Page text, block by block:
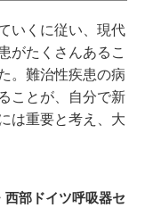
いくに従い、現代
がたくさんあるこ
。難治性疾患の病
ことが、自分で新
は重要と考え、大
西部ドイツ呼吸器セ